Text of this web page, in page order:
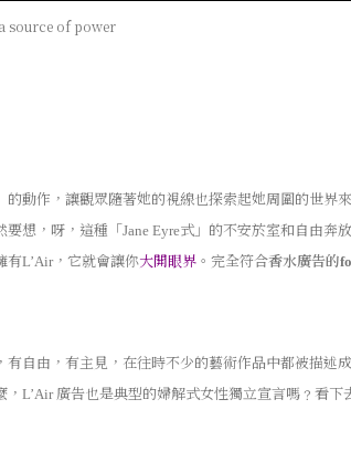
source of power
的動作，讓觀眾隨著她的視線也探索起她周圍的世界
要想，呀，這種「Jane Eyre式」的不安於室和自由奔
有L’Air，它就會讓你大開眼界 。完全符合香水廣告的
有自由，有主見，在往時不少的藝術作品中都被描
L’Air 廣告也是典型的婦解式女性獨立宣言嗎﹖看下